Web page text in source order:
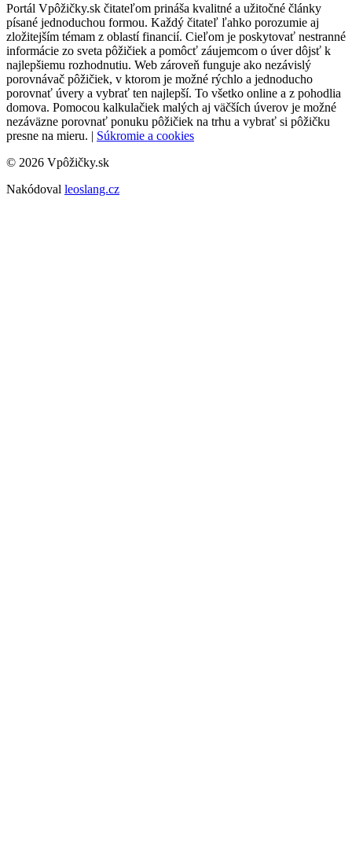
Portál Vpôžičky.sk čitateľom prináša kvalitné a užitočné články
písané jednoduchou formou. Každý čitateľ ľahko porozumie aj
zložitejším témam z oblastí financií. Cieľom je poskytovať nestranné
informácie zo sveta pôžičiek a pomôcť záujemcom o úver dôjsť k
najlepšiemu rozhodnutiu. Web zároveň funguje ako nezávislý
porovnávač pôžičiek, v ktorom je možné rýchlo a jednoducho
porovnať úvery a vybrať ten najlepší. To všetko online a z pohodlia
domova. Pomocou kalkulačiek malých aj väčších úverov je možné
nezáväzne porovnať ponuku pôžičiek na trhu a vybrať si pôžičku
presne na mieru. | Súkromie a cookies
© 2026 Vpôžičky.sk
Nakódoval leoslang.cz